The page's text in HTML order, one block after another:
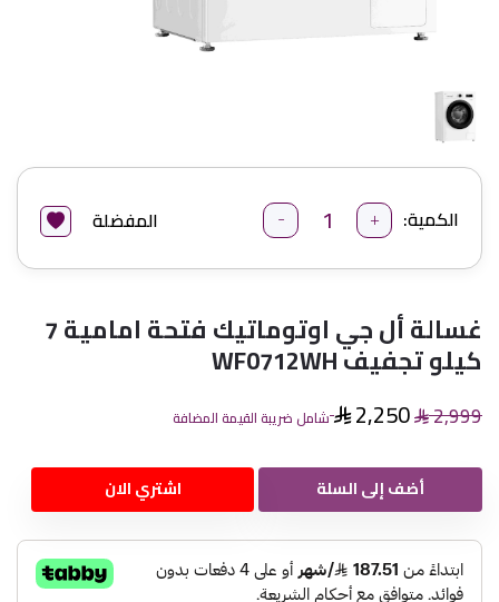
الكمية: - + المفضلة
غسالة أل جي اوتوماتيك فتحة امامية 7
كيلو تجفيف WF0712WH
2,250 2,999 شامل ضريبة القيمة المضافة
أضف إلى السلة اشتري الان